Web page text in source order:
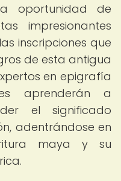
oportunidad de
impresionantes
inscripciones que
de esta antigua
en epigrafía
aprenderán a
el significado
adentrándose en
maya y su